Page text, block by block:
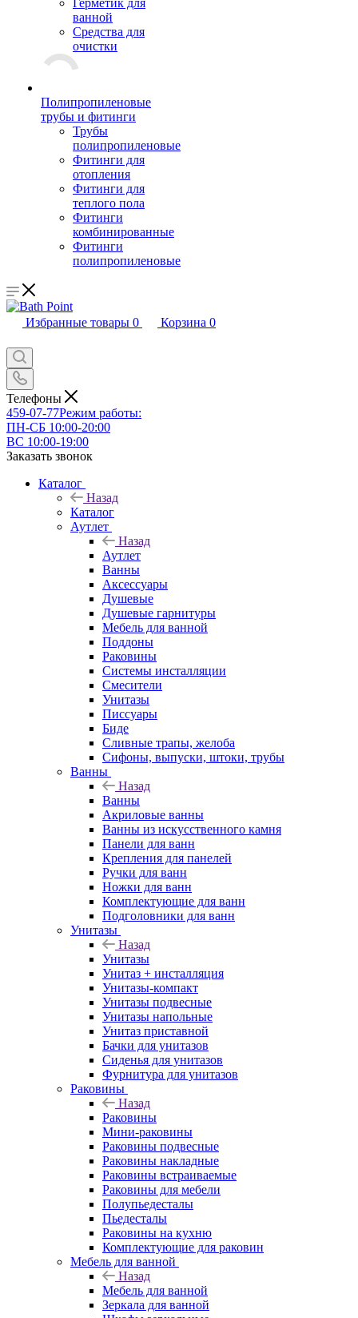
Герметик для
ванной
Средства для
очистки
Полипропиленовые
трубы и фитинги
Трубы
полипропиленовые
Фитинги для
отопления
Фитинги для
теплого пола
Фитинги
комбинированные
Фитинги
полипропиленовые
Избранные товары 0 Корзина 0
Телефоны
459-07-77Режим работы:
ПН-СБ 10:00-20:00
ВС 10:00-19:00
Заказать звонок
Каталог
Назад
Каталог
Аутлет
Назад
Аутлет
Ванны
Аксессуары
Душевые
Душевые гарнитуры
Мебель для ванной
Поддоны
Раковины
Системы инсталляции
Смесители
Унитазы
Писсуары
Биде
Сливные трапы, желоба
Сифоны, выпуски, штоки, трубы
Ванны
Назад
Ванны
Акриловые ванны
Ванны из искусственного камня
Панели для ванн
Крепления для панелей
Ручки для ванн
Ножки для ванн
Комплектующие для ванн
Подголовники для ванн
Унитазы
Назад
Унитазы
Унитаз + инсталляция
Унитазы-компакт
Унитазы подвесные
Унитазы напольные
Унитаз приставной
Бачки для унитазов
Сиденья для унитазов
Фурнитура для унитазов
Раковины
Назад
Раковины
Мини-раковины
Раковины подвесные
Раковины накладные
Раковины встраиваемые
Раковины для мебели
Полупьедесталы
Пьедесталы
Раковины на кухню
Комплектующие для раковин
Мебель для ванной
Назад
Мебель для ванной
Зеркала для ванной